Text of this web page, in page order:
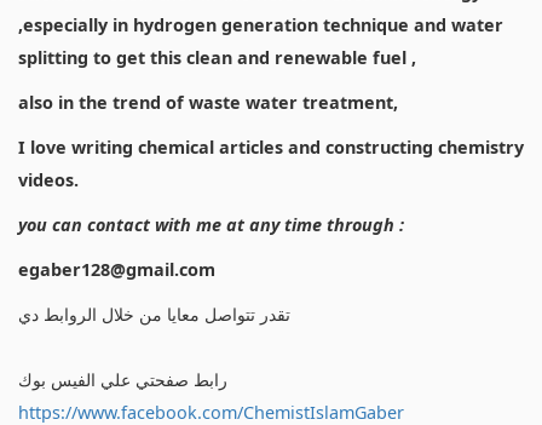
,especially in hydrogen generation technique and water
splitting to get this clean and renewable fuel ,
also in the trend of waste water treatment,
I love writing chemical articles and constructing chemistry
videos.
you can contact with me at any time through :
egaber128@gmail.com
تقدر تتواصل معايا من خلال الروابط دي
رابط صفحتي علي الفيس بوك
https://www.facebook.com/ChemistIslamGaber